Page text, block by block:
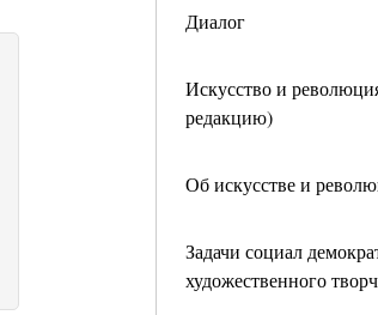
Диалог
Искусство и
редакцию)
Об искусстве и
Задачи социал
художественного